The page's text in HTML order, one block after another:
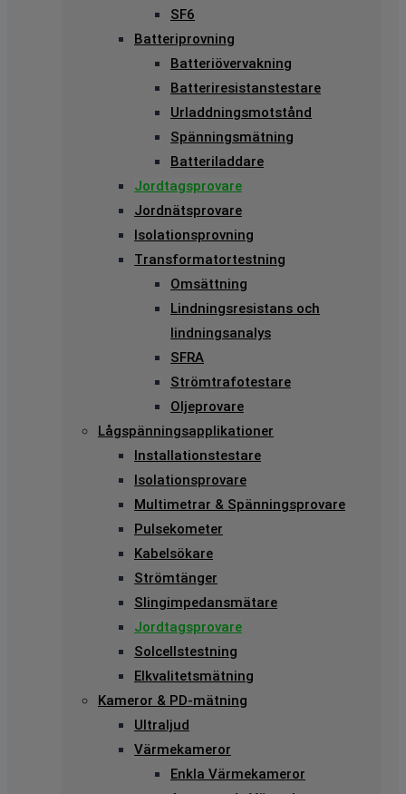
SF6
Batteriprovning
Batteriövervakning
Batteriresistanstestare
Urladdningsmotstånd
Spänningsmätning
Batteriladdare
Jordtagsprovare
Jordnätsprovare
Isolationsprovning
Transformatortestning
Omsättning
Lindningsresistans och
lindningsanalys
SFRA
Strömtrafotestare
Oljeprovare
Lågspänningsapplikationer
Installationstestare
Isolationsprovare
Multimetrar & Spänningsprovare
Pulsekometer
Kabelsökare
Strömtänger
Slingimpedansmätare
Jordtagsprovare
Solcellstestning
Elkvalitetsmätning
Kameror & PD-mätning
Ultraljud
Värmekameror
Enkla Värmekameror